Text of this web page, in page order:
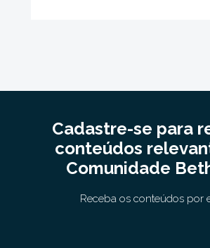
Cadastre-se para
conteúdos
Comunidade
Receba os conteúdos por